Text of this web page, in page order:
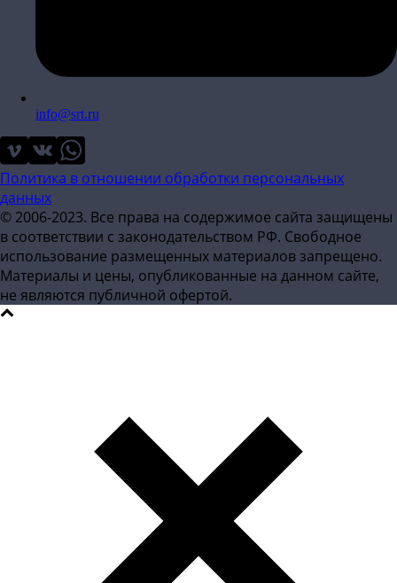
info@srt.ru
Политика в отношении обработки персональных
данных
© 2006-2023. Все права на содержимое сайта защищены
в соответствии с законодательством РФ. Свободное
использование размещенных материалов запрещено.
Материалы и цены, опубликованные на данном сайте,
не являются публичной офертой.